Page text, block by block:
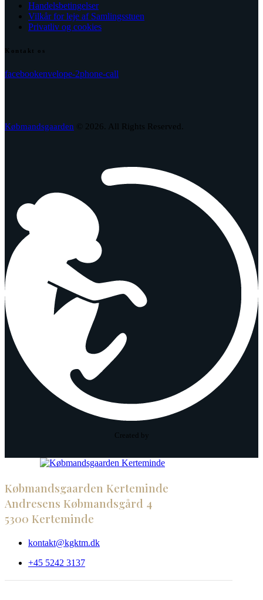
Handelsbetingelser
Vilkår for leje af Samlingsstuen
Privatliv og cookies
Kontakt os
facebookenvelope-2phone-call
Købmandsgaarden © 2026. All Rights Reserved.
Created by
Købmandsgaarden Kerteminde
Andresens Købmandsgård 4
5300 Kerteminde
kontakt@kgktm.dk
+45 5242 3137